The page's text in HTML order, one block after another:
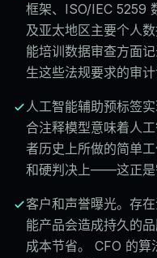
框架、ISO/IEC 5259
及亚太地区主要个人
能培训数据审查方面
生这些法规要求的审计
人工智能辅助预标签
合注释模型意味着人
者历史上所做的简单
和硬判决上——这正是
客户和声誉曝光。存
能产品会造成持久的
成本节省。 CFO 的